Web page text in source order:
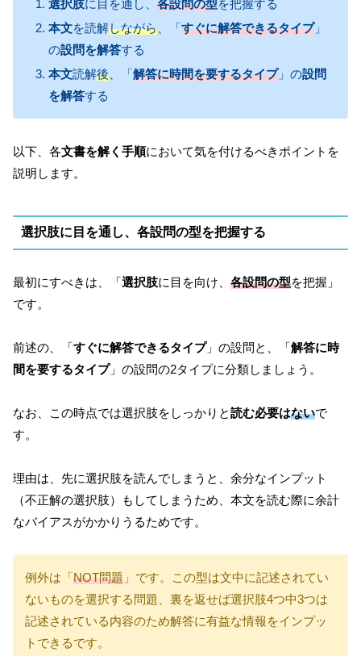
選択肢に目を通し、 各設問の型を把握する
本文を読解しながら、「すぐに解答できるタイプ」
の設問を解答する
本文読解後、「解答に時間を要するタイプ」の設問
を解答する
以下、各文書を解く手順において気を付けるべきポイントを
説明します。
選択肢に目を通し、 各設問の型を把握する
最初にすべきは、「選択肢に目を向け、 各設問の型を把握」
です。
前述の、「すぐに解答できるタイプ」の設問と、「解答に時
間を要するタイプ」の設問の2タイプに分類しましょう。
なお、この時点では選択肢をしっかりと読む必要はないで
す。
理由は、先に選択肢を読んでしまうと、余分なインプット
（不正解の選択肢）もしてしまうため、本文を読む際に余計
なバイアスがかかりうるためです。
例外は「NOT問題 」です。この型は文中に記述されてい
ないものを選択する問題、裏を返せば選択肢4つ中3つは
記述されている内容のため解答に有益な情報をインプッ
トできるです。